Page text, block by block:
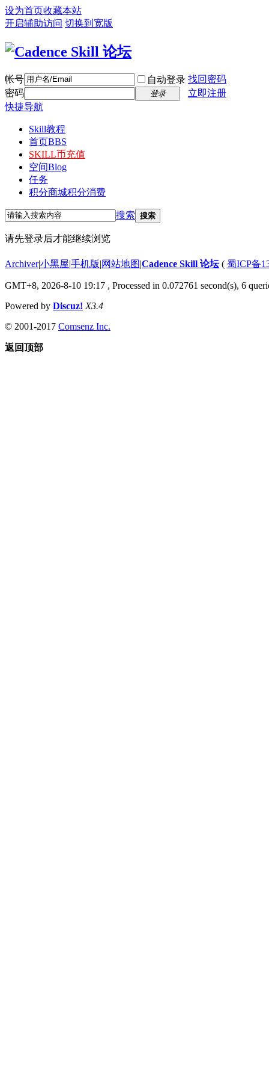
设为首页收藏本站
开启辅助访问 切换到宽版
帐号 自动登录 找回密码
密码
登录
立即注册
快捷导航
Skill教程
首页BBS
SKILL币充值
空间Blog
任务
积分商城积分消费
搜索 搜索
请先登录后才能继续浏览
Archiver|小黑屋|手机版|网站地图|Cadence Skill 论坛( 蜀ICP备
GMT+8, 2026-8-10 19:17 , Processed in 0.072761 second(s), 6
Powered by Discuz! X3.4
© 2001-2017 Comsenz Inc.
返回顶部